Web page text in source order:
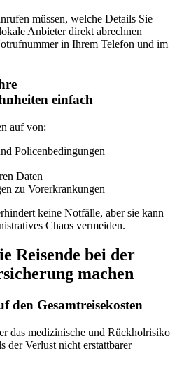
müssen, welche Details Sie
Anbieter direkt abrechnen
in Ihrem Telefon und im
einfach
auf von:
Policenbedingungen
Daten
zu Vorerkrankungen
keine Notfälle, aber sie kann
Chaos vermeiden.
Reisende bei der
machen
den Gesamtreisekosten
das medizinische und Rückholrisiko
der Verlust nicht erstattbarer